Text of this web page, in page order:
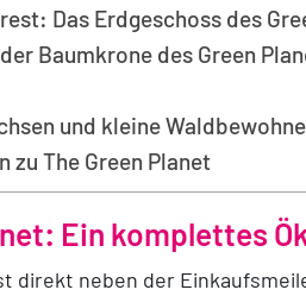
Das Erdgeschoss des
Baumkrone des Green
und kleine
zu The Green Planet
Ein komplettes
direkt neben der